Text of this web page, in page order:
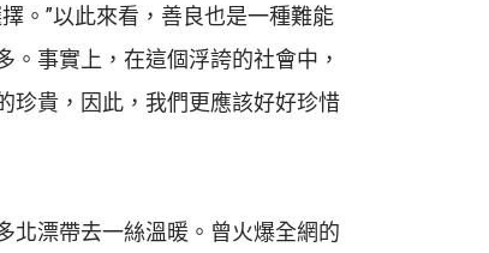
。”以此來看，善良也是一種難能
事實上，在這個浮誇的社會中，
珍貴，因此，我們更應該好好珍惜
北漂帶去一絲溫暖。曾火爆全網的